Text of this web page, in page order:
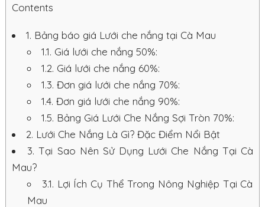
Contents
1. Bảng báo giá Lưới che nắng tại Cà Mau
1.1. Giá lưới che nắng 50%:
1.2. Giá lưới che nắng 60%:
1.3. Đơn giá lưới che nắng 70%:
1.4. Đơn giá lưới che nắng 90%:
1.5. Bảng Giá Lưới Che Nắng Sợi Tròn 70%:
2. Lưới Che Nắng Là Gì? Đặc Điểm Nổi Bật
3. Tại Sao Nên Sử Dụng Lưới Che Nắng Tại Cà
Mau?
3.1. Lợi Ích Cụ Thể Trong Nông Nghiệp Tại Cà
Mau